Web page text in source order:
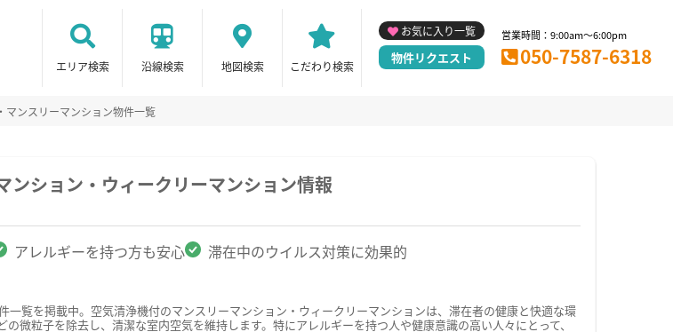
エリア検索 沿線検索 地図検索 こだわり検索
お気に入り一覧
物件リクエスト
営業時間：9:00am～6:00pm
050-7587-6318
マンスリーマンション物件一覧
ション・ウィークリーマンション情報
アレルギーを持つ方も安心 滞在中のウイルス対策に効果的
覧を掲載中。空気清浄機付のマンスリーマンション・ウィークリーマンションは、滞在者の健康と快適な環
微粒子を除去し、清潔な室内空気を維持します。特にアレルギーを持つ人や健康意識の高い人々にとって、